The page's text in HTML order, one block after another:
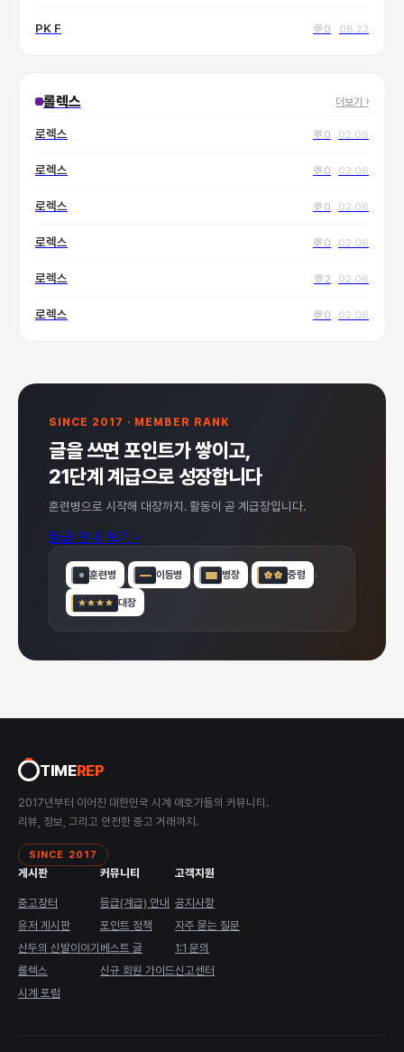
PK F 💬 0 08.22
롤렉스 더보기 ›
로렉스 💬 0 02.06
로렉스 💬 0 02.06
로렉스 💬 0 02.06
로렉스 💬 0 02.06
로렉스 💬 2 02.06
로렉스 💬 0 02.06
SINCE 2017 · MEMBER RANK
글을 쓰면 포인트가 쌓이고,
21단계 계급으로 성장합니다
훈련병으로 시작해 대장까지. 활동이 곧 계급장입니다.
등급 안내 보기 ›
훈련병 › 이등병 › 병장 › 중령 ›
대장
TIMEREP
2017년부터 이어진 대한민국 시계 애호가들의 커뮤니티.
리뷰, 정보, 그리고 안전한 중고 거래까지.
SINCE 2017
게시판
중고장터
유저 게시판
산두의 신발이야기
롤렉스
시계 포럼
커뮤니티
등급(계급) 안내
포인트 정책
베스트 글
신규 회원 가이드
고객지원
공지사항
자주 묻는 질문
1:1 문의
신고센터